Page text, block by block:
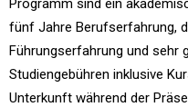
Programm sind ein
fünf Jahre Berufserfahrung,
Führungserfahrung und sehr
Studiengebühren inklusive
Unterkunft während der